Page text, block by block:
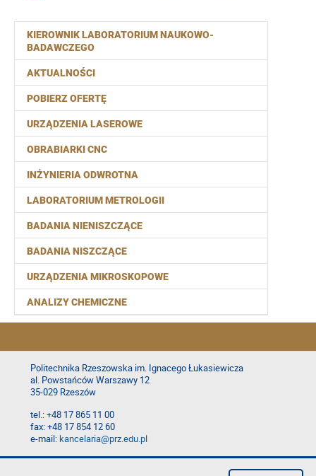
KIEROWNIK LABORATORIUM NAUKOWO-
BADAWCZEGO
AKTUALNOŚCI
POBIERZ OFERTĘ
URZĄDZENIA LASEROWE
OBRABIARKI CNC
INŻYNIERIA ODWROTNA
LABORATORIUM METROLOGII
BADANIA NIENISZCZĄCE
BADANIA NISZCZĄCE
URZĄDZENIA MIKROSKOPOWE
ANALIZY CHEMICZNE
Politechnika Rzeszowska im. Ignacego Łukasiewicza
al. Powstańców Warszawy 12
35-029 Rzeszów
tel.: +48 17 865 11 00
fax: +48 17 854 12 60
e-mail:kancelaria@prz.edu.pl
Deklaracja dostępności